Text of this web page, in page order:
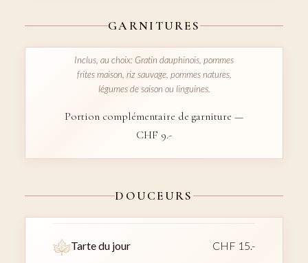
GARNITURES
Inclus, au choix: Gratin dauphinois, pommes
frites maison, riz sauvage, pommes natures,
légumes de saison ou linguines.
Portion complémentaire de garniture —
CHF 9.-
DOUCEURS
Tarte du jour CHF 15.-